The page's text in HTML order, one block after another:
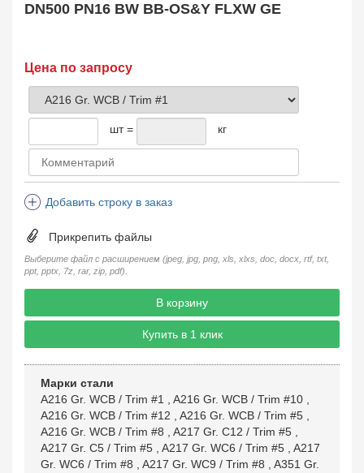
Plug Valve
148
Затвор дисковый
Фильтр сетчатый
Strainer
1138
Конденсатоотводчик
Steam Trap
4
Компенсатор
Пламегаситель
Flame Arrester
73
Заказать в 1 клик
DN500 PN16 BW BB-OS&Y FLXW GE
Цена по запросу
шт = кг
Добавить строку в заказ
Прикрепить файлы
Выберите файл с расширением (jpeg, jpg, png, xls, xlxs, doc, docx, rtf, txt,
ppt, pptx, 7z, rar, zip, pdf).
В корзину
Купить в 1 клик
Марки стали
A216 Gr. WCB / Trim #1
A216 Gr. WCB / Trim #10
A216 Gr. WCB / Trim #12
A216 Gr. WCB / Trim #5
A216 Gr. WCB / Trim #8
A217 Gr. C12 / Trim #5
A217 Gr. C5 / Trim #5
A217 Gr. WC6 / Trim #5
A217
Gr. WC6 / Trim #8
A217 Gr. WC9 / Trim #8
A351 Gr.